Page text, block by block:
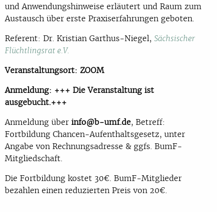
und Anwendungshinweise erläutert und Raum zum
Austausch über erste Praxiserfahrungen geboten.
Referent: Dr. Kristian Garthus-Niegel, Sächsischer
Flüchtlingsrat e.V.
Veranstaltungsort: ZOOM
Anmeldung: +++ Die Veranstaltung ist
ausgebucht.+++
Anmeldung über info@b-umf.de, Betreff:
Fortbildung Chancen-Aufenthaltsgesetz, unter
Angabe von Rechnungsadresse & ggfs. BumF-
Mitgliedschaft.
Die Fortbildung kostet 30€. BumF-Mitglieder
bezahlen einen reduzierten Preis von 20€.